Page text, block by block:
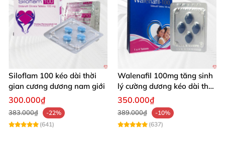
Siloflam 100 kéo dài thời
gian cương dương nam giới
300.000₫
383.000₫
-22%
(641)
Walenafil 100mg tăng sinh
lý cường dương kéo dài thời
gian
350.000₫
389.000₫
-10%
(637)